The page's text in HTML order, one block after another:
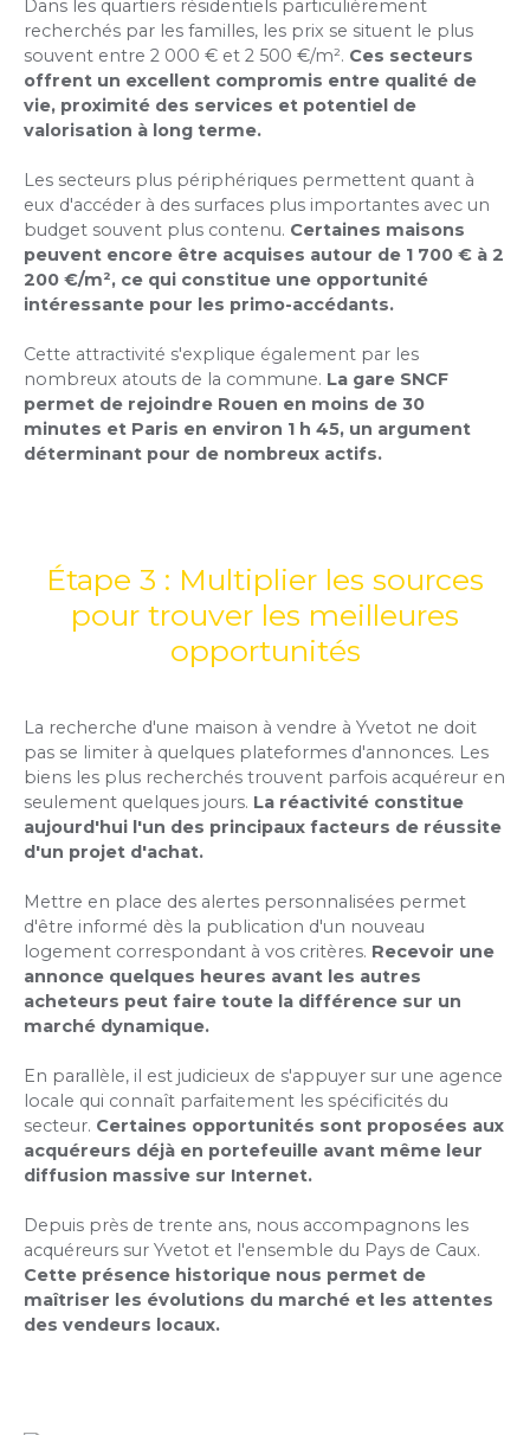
Dans les quartiers résidentiels particulièrement
recherchés par les familles, les prix se situent le plus
souvent entre 2 000 € et 2 500 €/m². Ces secteurs
offrent un excellent compromis entre qualité de
vie, proximité des services et potentiel de
valorisation à long terme.
Les secteurs plus périphériques permettent quant à
eux d'accéder à des surfaces plus importantes avec un
budget souvent plus contenu. Certaines maisons
peuvent encore être acquises autour de 1 700 € à 2
200 €/m², ce qui constitue une opportunité
intéressante pour les primo-accédants.
Cette attractivité s'explique également par les
nombreux atouts de la commune. La gare SNCF
permet de rejoindre Rouen en moins de 30
minutes et Paris en environ 1 h 45, un argument
déterminant pour de nombreux actifs.
Étape 3 : Multiplier les sources
pour trouver les meilleures
opportunités
La recherche d'une maison à vendre à Yvetot ne doit
pas se limiter à quelques plateformes d'annonces. Les
biens les plus recherchés trouvent parfois acquéreur en
seulement quelques jours. La réactivité constitue
aujourd'hui l'un des principaux facteurs de réussite
d'un projet d'achat.
Mettre en place des alertes personnalisées permet
d'être informé dès la publication d'un nouveau
logement correspondant à vos critères. Recevoir une
annonce quelques heures avant les autres
acheteurs peut faire toute la différence sur un
marché dynamique.
En parallèle, il est judicieux de s'appuyer sur une agence
locale qui connaît parfaitement les spécificités du
secteur. Certaines opportunités sont proposées aux
acquéreurs déjà en portefeuille avant même leur
diffusion massive sur Internet.
Depuis près de trente ans, nous accompagnons les
acquéreurs sur Yvetot et l'ensemble du Pays de Caux.
Cette présence historique nous permet de
maîtriser les évolutions du marché et les attentes
des vendeurs locaux.